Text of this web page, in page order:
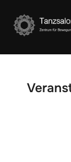
Inhalt
springen